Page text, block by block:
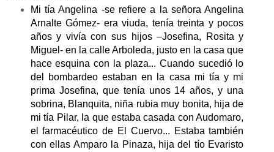
Mi tía Angelina -se refiere a la señora Angelina
Arnalte Gómez- era viuda, tenía treinta y pocos
años y vivía con sus hijos –Josefina, Rosita y
Miguel- en la calle Arboleda, justo en la casa que
hace esquina con la plaza... Cuando sucedió lo
del bombardeo estaban en la casa mi tía y mi
prima Josefina, que tenía unos 14 años, y una
sobrina, Blanquita, niña rubia muy bonita, hija de
mi tía Pilar, la que estaba casada con Audomaro,
el farmacéutico de El Cuervo... Estaba también
con ellas Amparo la Pinaza, hija del tío Evaristo